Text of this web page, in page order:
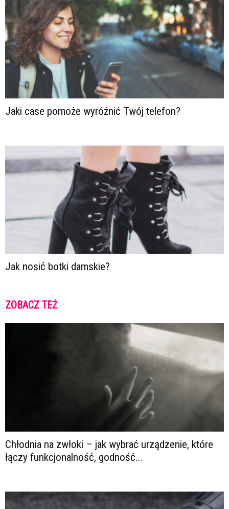
Jaki case pomoże wyróżnić Twój telefon?
Jak nosić botki damskie?
ZOBACZ TEŻ
Chłodnia na zwłoki – jak wybrać urządzenie, które
łączy funkcjonalność, godność...